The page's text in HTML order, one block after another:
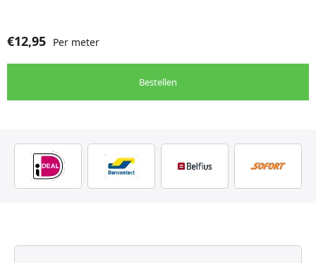
€12,95 Per meter
Bestellen